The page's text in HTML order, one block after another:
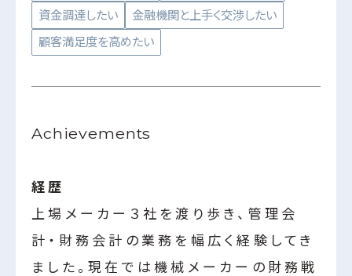
資金調達したい
金融機関と上手く交渉したい
顧客満足度を高めたい
Achievements
経歴
上場メーカー３社を渡り歩き、管理会
計・財務会計の業務を幅広く経験してき
ました。現在では機械メーカーの財務戦